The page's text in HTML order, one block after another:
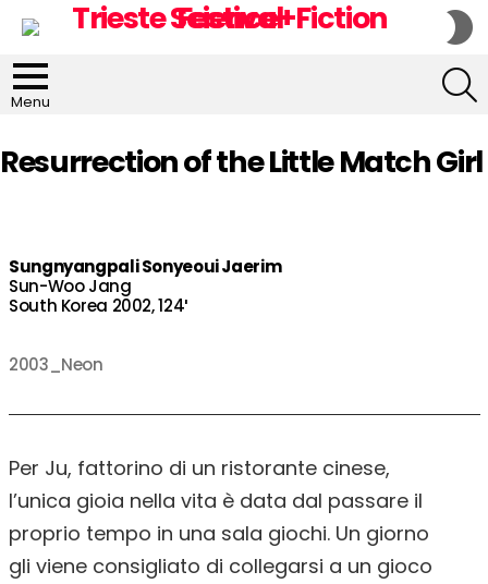
Menu
Resurrection of the Little Match Girl
Sungnyangpali Sonyeoui Jaerim
Sun-Woo Jang
South Korea 2002, 124′
2003_Neon
Per Ju, fattorino di un ristorante cinese,
l’unica gioia nella vita è data dal passare il
proprio tempo in una sala giochi. Un giorno
gli viene consigliato di collegarsi a un gioco